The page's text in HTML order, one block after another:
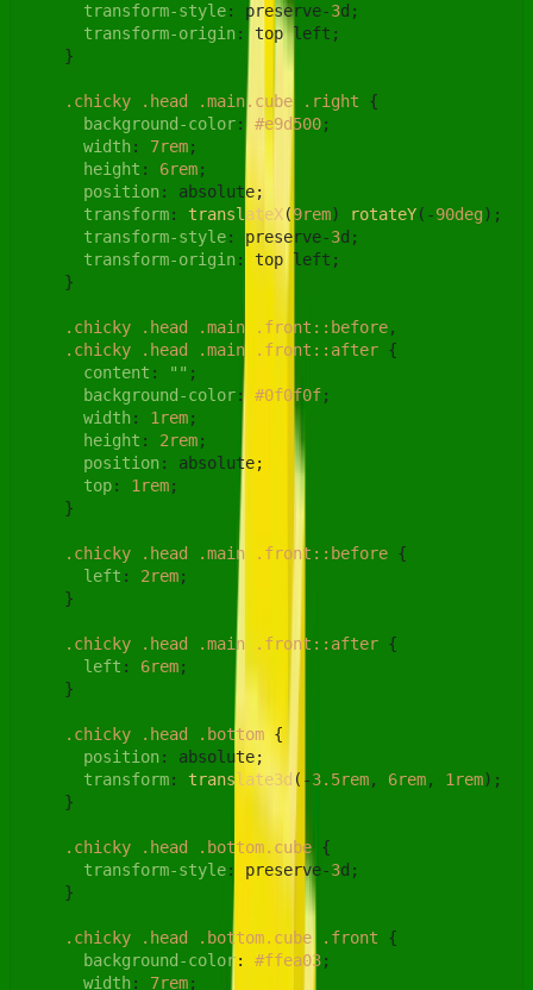
transform-style: preserve-3d;
transform-origin: top left;
    }
.chicky .head .main.cube .right {
background-color: #e9d500;
width: 7rem;
height : 6rem;
position: absolute;
transform: translateX(9rem) rotateY(-90deg);
transform-style: preserve-3d;
transform-origin: top left;
    }
.chicky .head .main .front ::before,
.chicky
.head .main .front ::after {
content : "" ;
background-color: #0f0f0f;
width: 1rem;
height : 2rem;
position: absolute;
top: 1rem;
    }
.chicky .head .main .front ::before {
left : 2rem;
    }
.chicky .head .main .front ::after {
left : 6rem;
    }
.chicky .head .bottom {
position: absolute;
transform: translate3d (-3.5rem, 6rem, 1rem);
    }
.chicky .head .bottom.cube {
transform-style: preserve-3d;
    }
.chicky .head .bottom.cube .front {
background-color: #ffea03;
width: 7rem;